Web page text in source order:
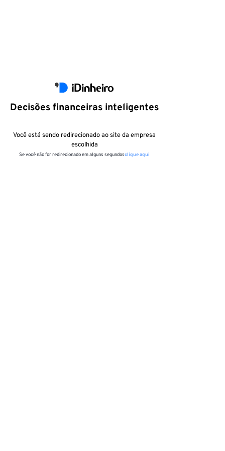
Decisões financeiras inteligentes
Você está sendo redirecionado ao site da empresa
escolhida
Se você não for redirecionado em alguns segundosclique aqui